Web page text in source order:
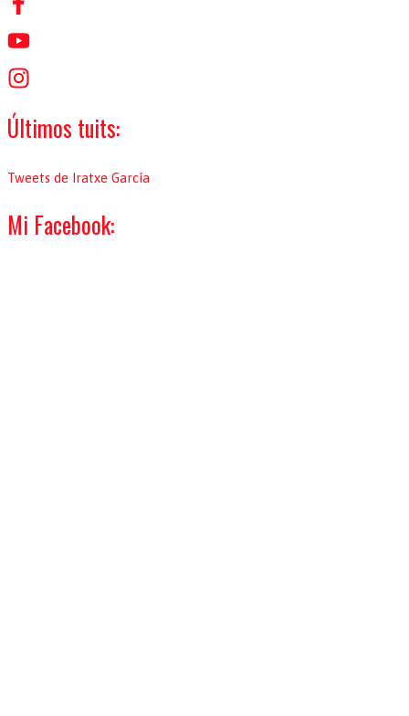
o
r
Últimos tuits:
Tweets de Iratxe García
Mi Facebook: